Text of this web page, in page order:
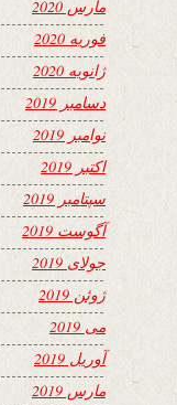
مارس 2020
فوریه 2020
ژانویه 2020
دسامبر 2019
نوامبر 2019
اکتبر 2019
سپتامبر 2019
آگوست 2019
جولای 2019
ژوئن 2019
می 2019
آوریل 2019
مارس 2019